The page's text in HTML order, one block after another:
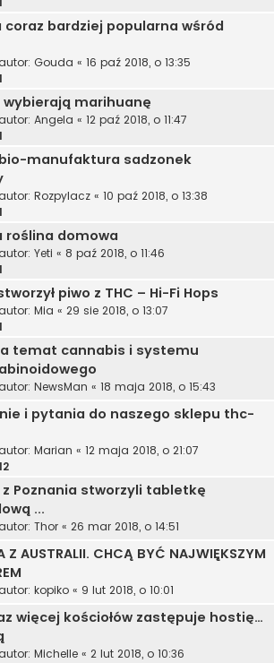
coraz bardziej popularna wśród
Gouda « 16 paź 2018, o 13:35
marihuanę
Angela « 12 paź 2018, o 11:47
manufaktura sadzonek
Rozpylacz « 10 paź 2018, o 13:38
roślina domowa
Yeti « 8 paź 2018, o 11:46
piwo z THC – Hi-Fi Hops
Mia « 29 sie 2018, o 13:07
temat cannabis i systemu
NewsMan « 18 maja 2018, o 15:43
i pytania do naszego sklepu thc-
Marian « 12 maja 2018, o 21:07
z Poznania stworzyli tabletkę
...
Thor « 26 mar 2018, o 14:51
Z AUSTRALII. CHCĄ BYĆ NAJWIĘKSZYM
kopiko « 9 lut 2018, o 10:01
więcej kościołów zastępuje hostię…
Michelle « 2 lut 2018, o 10:36